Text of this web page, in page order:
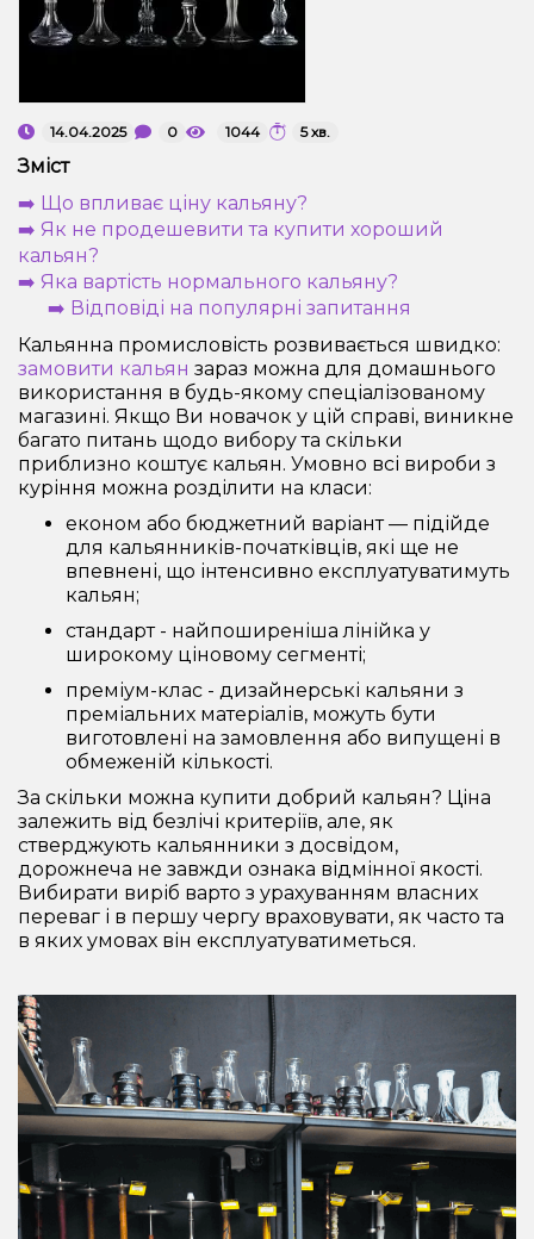
Рідини для електронних сигарет
14.04.2025 0 1044 5 хв.
Зміст
➡️ Що впливає ціну кальяну?
➡️ Як не продешевити та купити хороший
кальян?
➡️ Яка вартість нормального кальяну?
➡️ Відповіді на популярні запитання
Кальянна промисловість розвивається швидко:
замовити кальян зараз можна для домашнього
використання в будь-якому спеціалізованому
магазині. Якщо Ви новачок у цій справі, виникне
багато питань щодо вибору та скільки
приблизно коштує кальян. Умовно всі вироби з
куріння можна розділити на класи:
економ або бюджетний варіант — підійде
для кальянників-початківців, які ще не
впевнені, що інтенсивно експлуатуватимуть
кальян;
стандарт - найпоширеніша лінійка у
широкому ціновому сегменті;
преміум-клас - дизайнерські кальяни з
преміальних матеріалів, можуть бути
виготовлені на замовлення або випущені в
обмеженій кількості.
За скільки можна купити добрий кальян? Ціна
залежить від безлічі критеріїв, але, як
стверджують кальянники з досвідом,
дорожнеча не завжди ознака відмінної якості.
Вибирати виріб варто з урахуванням власних
переваг і в першу чергу враховувати, як часто та
в яких умовах він експлуатуватиметься.